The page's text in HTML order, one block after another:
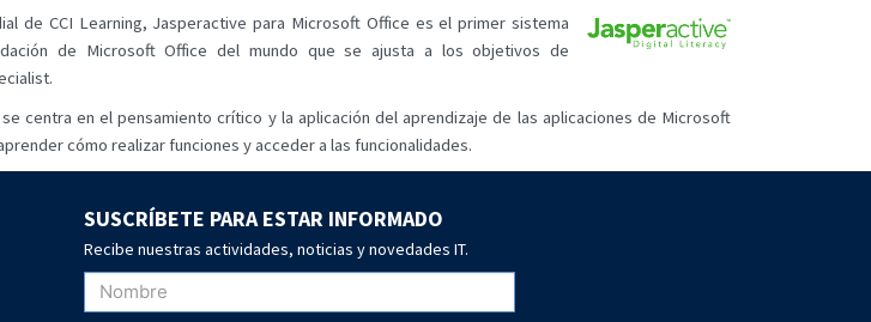
de CCI Learning, Jasperactive para Microsoft Office es el primer sistema
de Microsoft Office del mundo que se ajusta a los objetivos de
centra en el pensamiento crítico y la aplicación del aprendizaje de las aplicaciones de Microsoft
cómo realizar funciones y acceder a las funcionalidades.
SUSCRÍBETE PARA ESTAR INFORMADO
Recibe nuestras actividades, noticias y novedades IT.